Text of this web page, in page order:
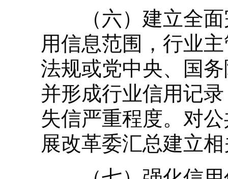
（六）建立全面
用信息范围，行业
法规或党中央、国
并形成行业信用记
失信严重程度。对
展改革委汇总建立